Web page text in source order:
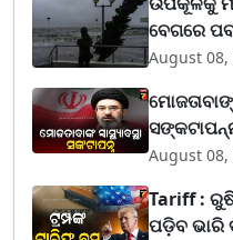
ବେଗରେ
August 08,
August 08,
Tariff :
ପଡ଼ିବ ଭାରି